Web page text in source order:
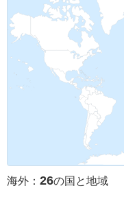
海外： 26の国と地域